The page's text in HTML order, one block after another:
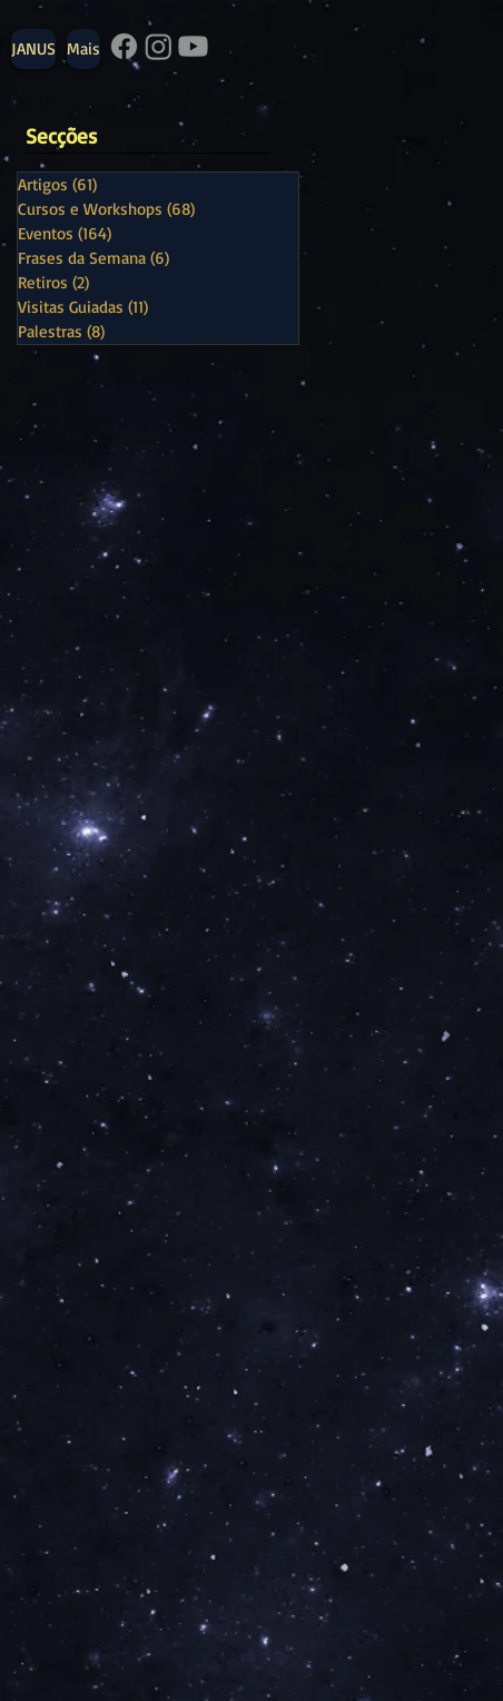
JANUS Mais
Secções
Artigos (61)
Cursos e Workshops (68)
Eventos (164)
Frases da Semana (6)
Retiros (2)
Visitas Guiadas (11)
Palestras (8)